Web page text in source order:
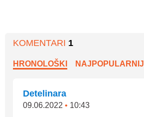
KOMENTARI 1
HRONOLOŠKI NAJPOPULARNIJI
Detelinara
09.06.2022 • 10:43